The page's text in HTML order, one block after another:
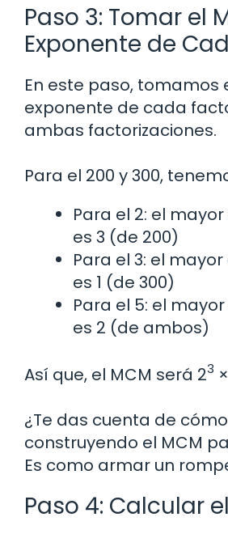
Paso 3: Tomar el
Exponente de
En este paso, tomamos
exponente de cada
ambas factorizaciones.
Para el 200 y 300,
Para el 2: el
es 3 (de 200)
Para el 3: el
es 1 (de 300)
Para el 5: el
es 2 (de ambos)
Así que, el MCM será 23
¿Te das cuenta de
construyendo el MCM
Es como armar un
Paso 4: Calcular